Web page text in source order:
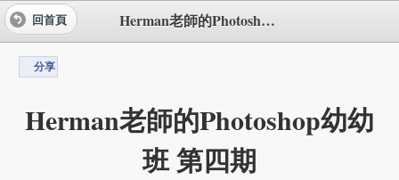
Herman老師的Photoshop幼幼班 第四期
回首頁
分享
Herman老師的Photoshop幼幼
班 第四期